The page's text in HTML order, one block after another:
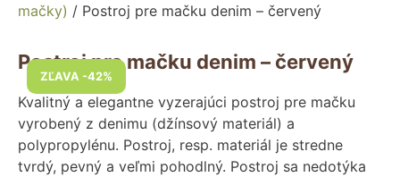
mačky) / Postroj pre mačku denim – červený
ZĽAVA -42%
Postroj pre mačku denim – červený
Kvalitný a elegantne vyzerajúci postroj pre mačku
vyrobený z denimu (džínsový materiál) a
polypropylénu. Postroj, resp. materiál je stredne
tvrdý, pevný a veľmi pohodlný. Postroj sa nedotýka